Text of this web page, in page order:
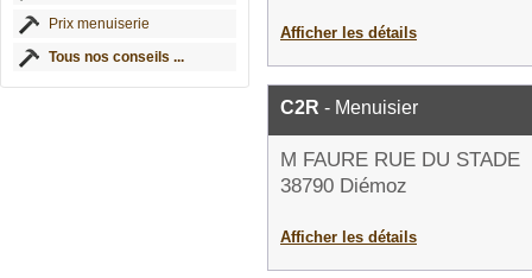
Prix menuiserie
Tous nos conseils ...
Afficher les détails
C2R - Menuisier
M FAURE RUE DU STADE
38790 Diémoz
Afficher les détails